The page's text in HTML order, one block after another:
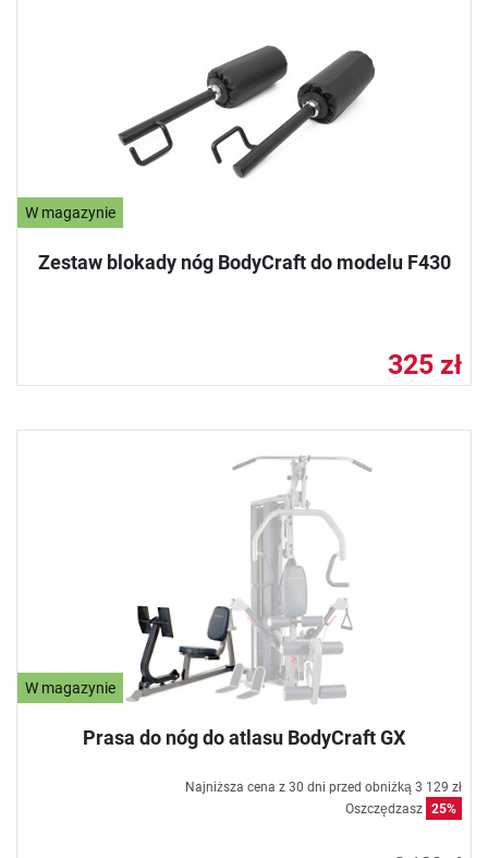
W magazynie
Zestaw blokady nóg BodyCraft do modelu F430
325 zł
W magazynie
Prasa do nóg do atlasu BodyCraft GX
Najniższa cena z 30 dni przed obniżką 3 129 zł
Oszczędzasz 25%